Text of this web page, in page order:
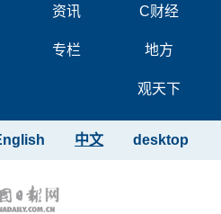
资讯 C财经
专栏 地方
观天下
desktop
中文